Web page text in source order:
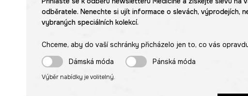
odběratele. Nenechte si ujít informace o slevách, výprodejích,
vybraných speciálních kolekcí.
Chceme, aby do vaší schránky přicházelo jen to, co vás
Dámská móda
Pánská móda
Výběr nabídky je volitelný.